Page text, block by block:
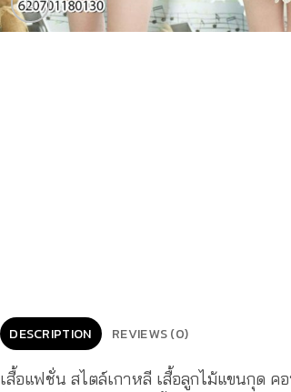
DESCRIPTION REVIEWS (0)
เสื้อแฟชั่น สไตล์เกาหลี เสื้อลูกไม้แขนกุด ค